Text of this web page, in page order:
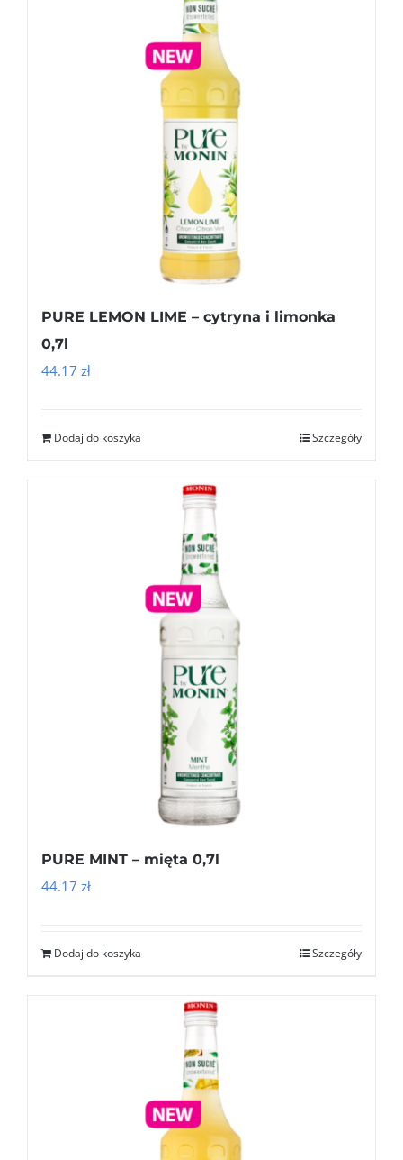
PURE LEMON LIME – cytryna i limonka
0,7l
44.17 zł
Dodaj do koszyka Szczegóły
PURE MINT – mięta 0,7l
44.17 zł
Dodaj do koszyka Szczegóły